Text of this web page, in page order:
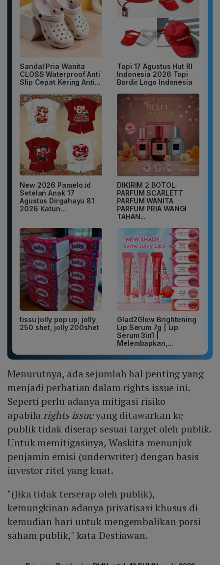
Sandal Pria Wanita
CLOSS Waterproof Anti
Slip Cepat Kering Anti...
Topi 17 Agustus Hut RI
Indonesia 2026 Topi
Bordir Logo Indonesia
New 2026 Pamelo.id
Setelan Anak 17
Agustus Dirgahayu 81
2026 Katun...
DIKIRIM 2 BOTOL
PARFUM SCARLETT
PARFUM WANITA
PARFUM PRIA WANGI
TAHAN...
tissu jolly pop up, jolly
250 shet, jolly 200shet
Glad2Glow Brightening
Lip Serum 7g | Lip
Serum 3in1 |
Melembapkan,...
Menurutnya, ada sejumlah hal penting yang
menjadi perhatian dalam rights issue ini.
Seperti perlu adanya mitigasi risiko
apabila rights issueyang ditawarkan ke
publik tidak diserap sesuai target oleh publik.
Untuk memitigasinya, Waskita menunjuk
penjamin emisi (underwriter) dengan basis
investor ritel yang kuat.
"(Jika tidak terserap oleh publik),
kemungkinan adanya privatisasi khusus di
kemudian hari untuk mengembalikan porsi
saham publik," kata Destiawan.